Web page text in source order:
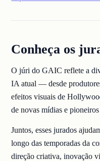
Conheça os
O júri do GAIC reflete a
IA atual — desde
efeitos visuais de
de novas mídias e
Juntos, esses jurados
longo das temporadas da
direção criativa, inovação